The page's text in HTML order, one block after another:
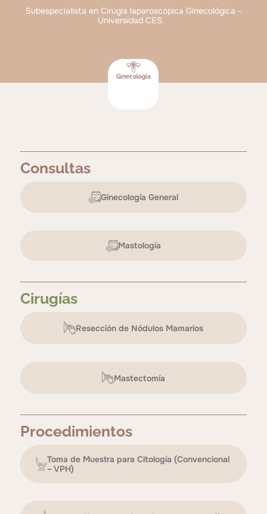
Subespecialista en Cirugía laparoscópica Ginecológica -
Universidad CES.
Ginecología
Consultas
Ginecología General
Mastología
Cirugías
Resección de Nódulos Mamarios
Mastectomía
Procedimientos
Toma de Muestra para Citología (Convencional
– VPH)